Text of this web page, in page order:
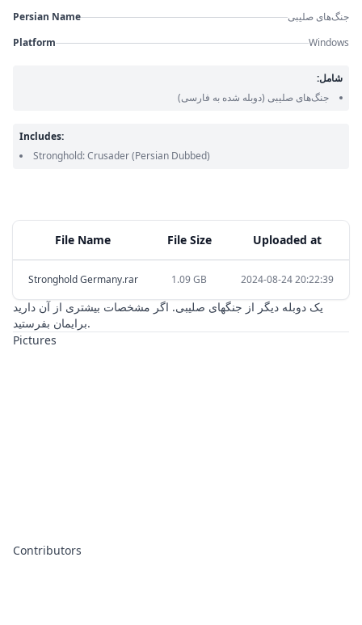
File Name File Size Uploaded at
Stronghold Germany.rar 1.09 GB 2024-08-24 20:22:39
یک دوبله دیگر از جنگهای صلیبی. اگر مشخصات بیشتری از آن دارید
برایمان بفرستید.
Pictures
Contributors
Persian Name
جنگ‌های صلیبی
Platform
Windows
شامل:
جنگ‌های صلیبی (دوبله شده به فارسی)
Includes:
Stronghold: Crusader(Persian Dubbed)